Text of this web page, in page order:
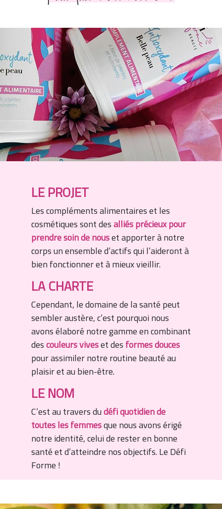
LE PROJET
Les compléments alimentaires et les
cosmétiques sont desalliés précieux pour
prendre soin de nouset apporter à notre
corps un ensemble d’actifs qui l’aideront à
bien fonctionner et à mieux vieillir.
LA CHARTE
Cependant, le domaine de la santé peut
sembler austère, c’est pourquoi nous
avons élaboré notre gamme en combinant
descouleurs viveset des formes douces
pour assimiler notre routine beauté au
plaisir et au bien-être.
LE NOM
C’est au travers dudéfi quotidien de
toutes les femmesque nous avons érigé
notre identité, celui de rester en bonne
santé et d’atteindre nos objectifs. Le Défi
Forme !